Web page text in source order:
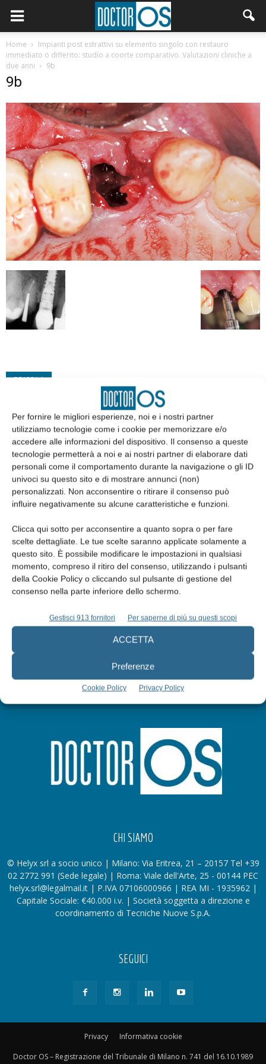
Per fornire le migliori esperienze, noi e i nostri partner
utilizziamo tecnologie come i cookie per memorizzare e/o
accedere alle informazioni del dispositivo. Il consenso a queste
tecnologie permetterà a noi e ai nostri partner di elaborare dati
personali come il comportamento durante la navigazione o gli ID
univoci su questo sito e di mostrare annunci (non)
personalizzati. Non acconsentire o ritirare il consenso può
influire negativamente su alcune caratteristiche e funzioni.
Clicca qui sotto per acconsentire a quanto sopra o per fare
scelte dettagliate. Le tue scelte saranno applicate solamente a
questo sito. È possibile modificare le impostazioni in qualsiasi
momento, compreso il ritiro del consenso, utilizzando i pulsanti
della Cookie Policy o cliccando sul pulsante di gestione del
consenso nella parte inferiore dello schermo.
Gestisci 913 fornitori Per saperne di più su questi scopi
ACCETTA
Preferenze
Cookie Policy Privacy Policy
Home
Impianti post estrattivi su elemento singolo con restauro
immediato o differito: studio a coorte comparativo. Valutazioni cliniche a
due anni
9b
9b
EDICOLA
Edicola web
Abbonati
Iscriviti alla newsletter
CHI SIAMO
© Helyx srl a socio unico | Milano: Via Eritrea, 21 – 20157 Tel +39
02 2772 991 (Sede legale) | Roma: Viale dell'Arte, 25 - 00144 PEC
helyx.srl@legalmail.it | P.IVA 07106000966 | REA MI - 1935962 |
Capitale Sociale: €40.000 i.v. | Società soggetta a direzione e
coordinamento di Tecniche Nuove S.p.A.
SEGUICI
Privacy
Informativa cookie
Doctor OS – Registrazione del Tribunale di Milano n. 741 del 16.10.1989